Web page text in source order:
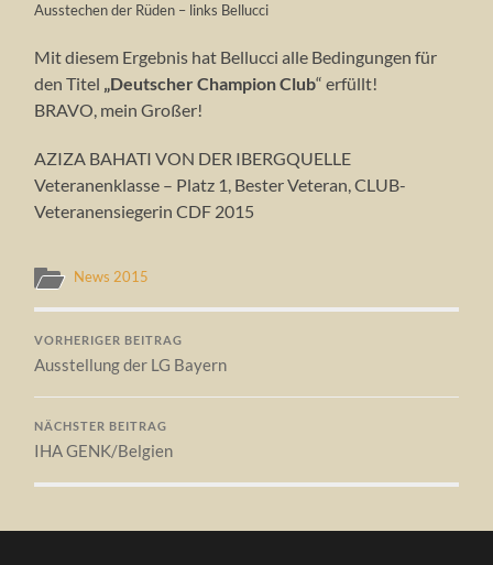
Ausstechen der Rüden – links Bellucci
Mit diesem Ergebnis hat Bellucci alle Bedingungen für
den Titel „Deutscher Champion Club“ erfüllt!
BRAVO, mein Großer!
AZIZA BAHATI VON DER IBERGQUELLE
Veteranenklasse – Platz 1, Bester Veteran, CLUB-
Veteranensiegerin CDF 2015
News 2015
VORHERIGER BEITRAG
Ausstellung der LG Bayern
NÄCHSTER BEITRAG
IHA GENK/Belgien